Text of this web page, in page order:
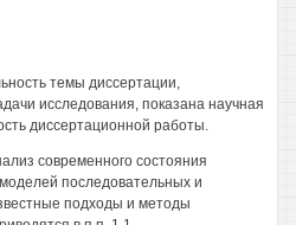
темы диссертации,
исследования, показана научная
диссертационной работы.
современного состояния
последовательных и
подходы и методы